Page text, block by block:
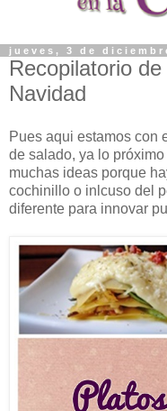
jueves, 3 de
Recopilatorio
Navidad
Pues aqui estamos con
de salado, ya lo
muchas ideas porque
cochinillo o inlcuso del
diferente para innovar